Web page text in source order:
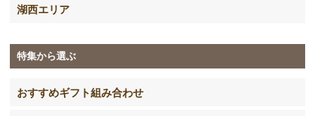
湖西エリア
特集から選ぶ
おすすめギフト組み合わせ